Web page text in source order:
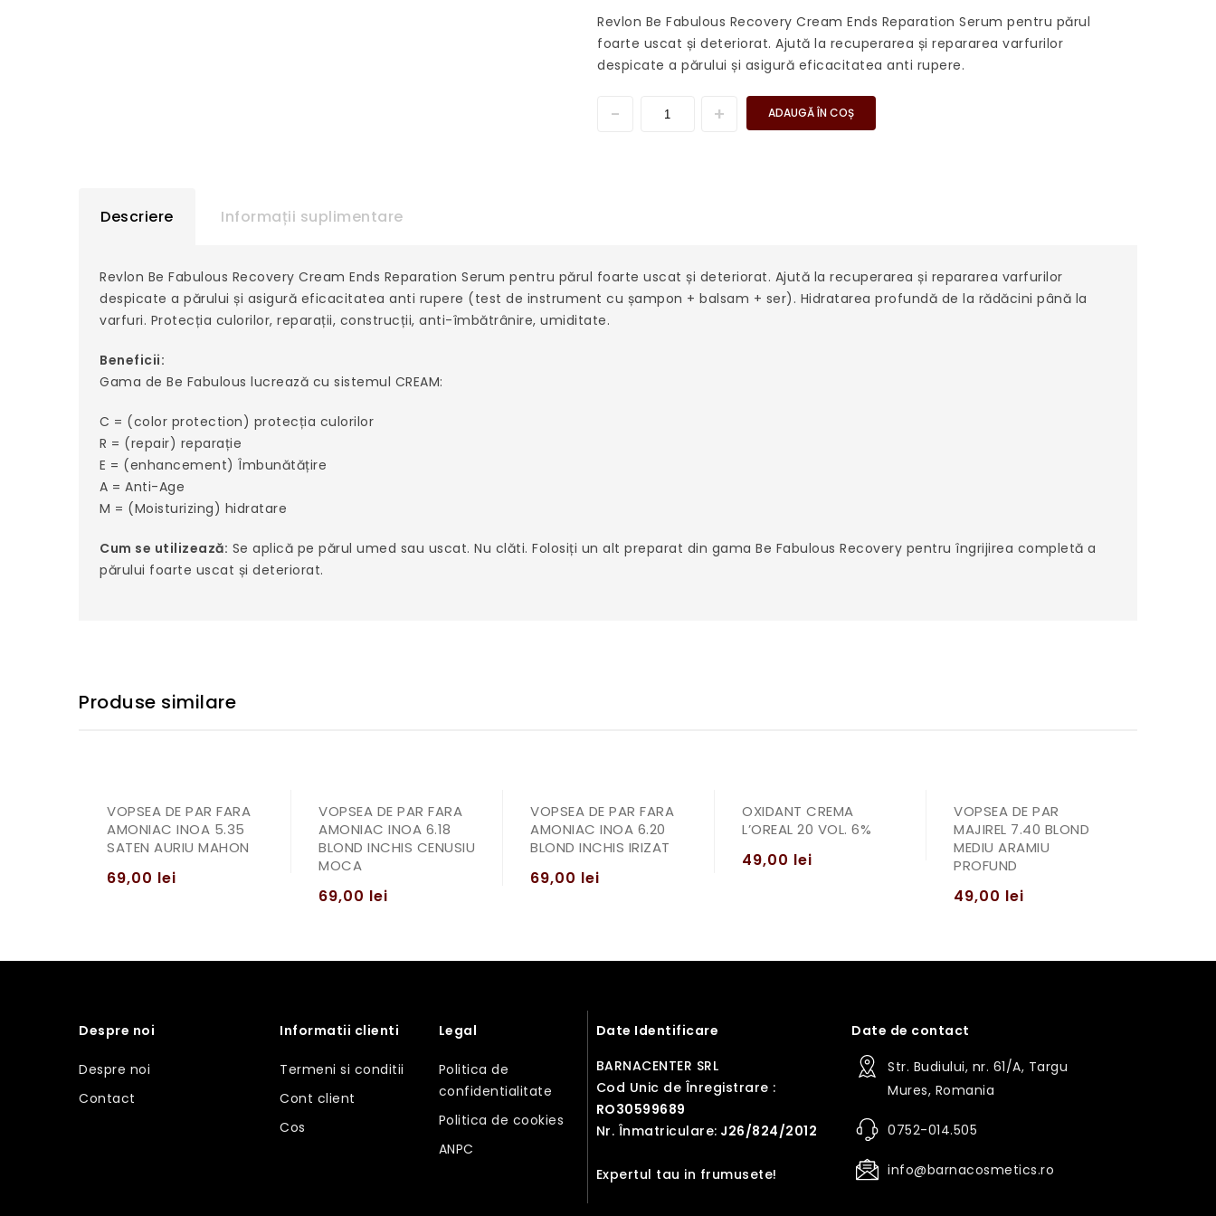
Revlon Be Fabulous Recovery Cream Ends Reparation Serum pentru părul
foarte uscat și deteriorat. Ajută la recuperarea și repararea varfurilor
despicate a părului și asigură eficacitatea anti rupere.
ADAUGĂ ÎN COȘ
Descriere Informații suplimentare
Revlon Be Fabulous Recovery Cream Ends Reparation Serum pentru părul foarte uscat și deteriorat. Ajută la recuperarea și repararea varfurilor
despicate a părului și asigură eficacitatea anti rupere (test de instrument cu șampon + balsam + ser). Hidratarea profundă de la rădăcini până la
varfuri. Protecția culorilor, reparații, construcții, anti-îmbătrânire, umiditate.
Beneficii:
Gama de Be Fabulous lucrează cu sistemul CREAM:
C = (color protection) protecția culorilor
R = (repair) reparație
E = (enhancement) Îmbunătățire
A = Anti-Age
M = (Moisturizing) hidratare
Cum se utilizează: Se aplică pe părul umed sau uscat. Nu clăti. Folosiți un alt preparat din gama Be Fabulous Recovery pentru îngrijirea completă a
părului foarte uscat și deteriorat.
Produse similare
VOPSEA DE PAR FARA
AMONIAC INOA 5.35
SATEN AURIU MAHON
69,00 lei
VOPSEA DE PAR FARA
AMONIAC INOA 6.18
BLOND INCHIS CENUSIU
MOCA
69,00 lei
VOPSEA DE PAR FARA
AMONIAC INOA 6.20
BLOND INCHIS IRIZAT
69,00 lei
OXIDANT CREMA
L’OREAL 20 VOL. 6%
49,00 lei
VOPSEA DE PAR
MAJIREL 7.40 BLOND
MEDIU ARAMIU
PROFUND
49,00 lei
Despre noi
Despre noi
Contact
Informatii clienti
Termeni si conditii
Cont client
Cos
Legal
Politica de
confidentialitate
Politica de cookies
ANPC
Date Identificare
BARNACENTER SRL
Cod Unic de Înregistrare :
RO30599689
Nr. Înmatriculare: J26/824/2012
Expertul tau in frumusete!
Date de contact
Str. Budiului, nr. 61/A, Targu
Mures, Romania
0752-014.505
info@barnacosmetics.ro